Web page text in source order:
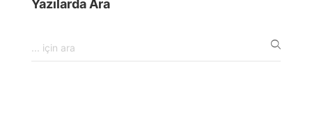
Yazılarda Ara